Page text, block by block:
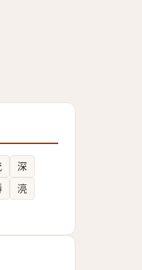
深
湸